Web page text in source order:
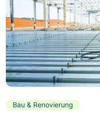
Bau & Renovierung